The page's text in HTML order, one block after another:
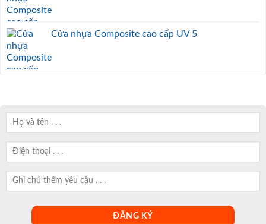
Cửa nhựa Composite cao cấp UV 5